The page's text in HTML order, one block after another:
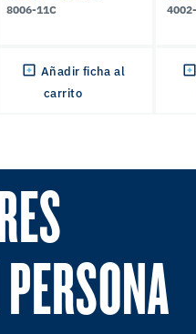
8006-11C
Añadir ficha al
carrito